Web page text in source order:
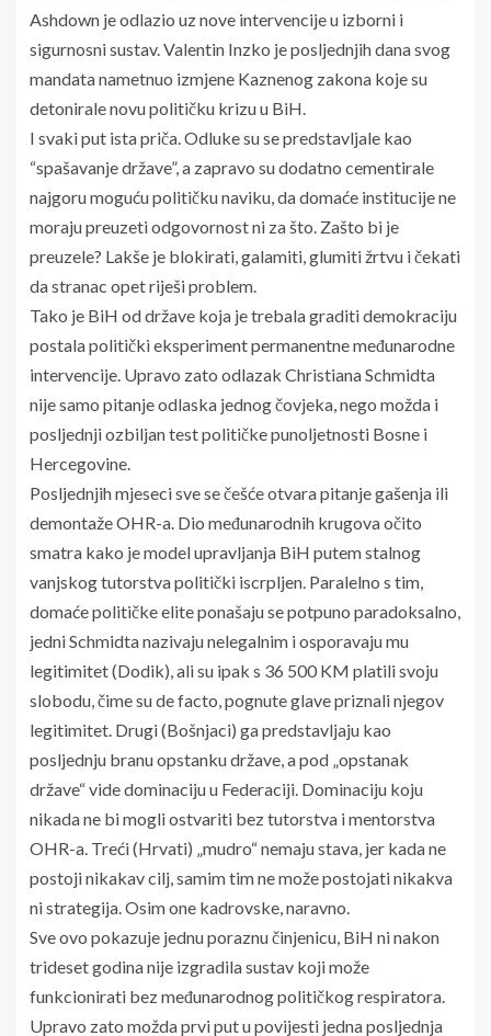
Ashdown je odlazio uz nove intervencije u izborni i
sigurnosni sustav. Valentin Inzko je posljednjih dana svog
mandata nametnuo izmjene Kaznenog zakona koje su
detonirale novu političku krizu u BiH.
I svaki put ista priča. Odluke su se predstavljale kao
“spašavanje države”, a zapravo su dodatno cementirale
najgoru moguću političku naviku, da domaće institucije ne
moraju preuzeti odgovornost ni za što. Zašto bi je
preuzele? Lakše je blokirati, galamiti, glumiti žrtvu i čekati
da stranac opet riješi problem.
Tako je BiH od države koja je trebala graditi demokraciju
postala politički eksperiment permanentne međunarodne
intervencije. Upravo zato odlazak Christiana Schmidta
nije samo pitanje odlaska jednog čovjeka, nego možda i
posljednji ozbiljan test političke punoljetnosti Bosne i
Hercegovine.
Posljednjih mjeseci sve se češće otvara pitanje gašenja ili
demontaže OHR-a. Dio međunarodnih krugova očito
smatra kako je model upravljanja BiH putem stalnog
vanjskog tutorstva politički iscrpljen. Paralelno s tim,
domaće političke elite ponašaju se potpuno paradoksalno,
jedni Schmidta nazivaju nelegalnim i osporavaju mu
legitimitet (Dodik), ali su ipak s 36 500 KM platili svoju
slobodu, čime su de facto, pognute glave priznali njegov
legitimitet. Drugi (Bošnjaci) ga predstavljaju kao
posljednju branu opstanku države, a pod „opstanak
države“ vide dominaciju u Federaciji. Dominaciju koju
nikada ne bi mogli ostvariti bez tutorstva i mentorstva
OHR-a. Treći (Hrvati) „mudro“ nemaju stava, jer kada ne
postoji nikakav cilj, samim tim ne može postojati nikakva
ni strategija. Osim one kadrovske, naravno.
Sve ovo pokazuje jednu poraznu činjenicu, BiH ni nakon
trideset godina nije izgradila sustav koji može
funkcionirati bez međunarodnog političkog respiratora.
Upravo zato možda prvi put u povijesti jedna posljednja